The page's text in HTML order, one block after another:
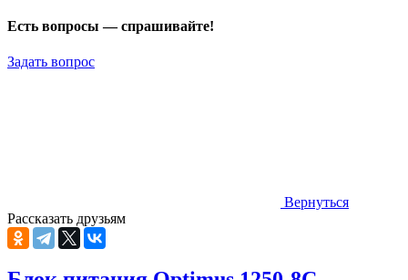
Есть вопросы — спрашивайте!
Задать вопрос
Вернуться
Рассказать друзьям